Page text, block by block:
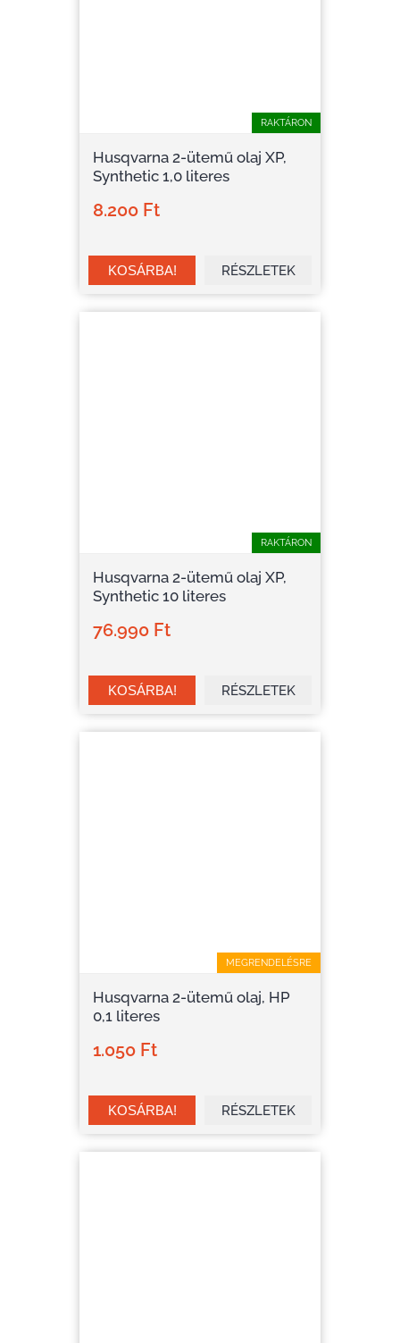
RAKTÁRON
Husqvarna 2-ütemű olaj XP,
Synthetic 1,0 literes
8.200 Ft
RÉSZLETEK
RAKTÁRON
Husqvarna 2-ütemű olaj XP,
Synthetic 10 literes
76.990 Ft
RÉSZLETEK
MEGRENDELÉSRE
Husqvarna 2-ütemű olaj, HP
0,1 literes
1.050 Ft
RÉSZLETEK